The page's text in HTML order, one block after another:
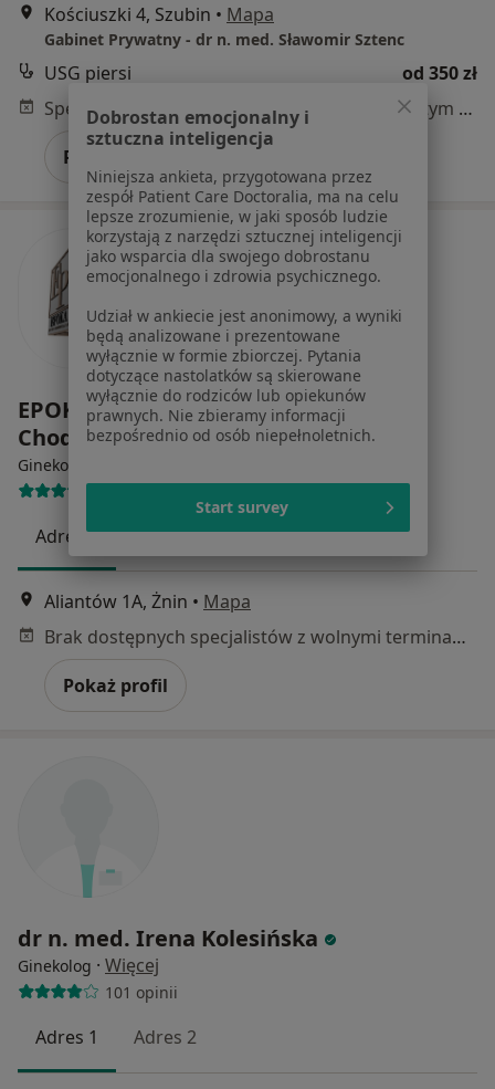
Kościuszki 4, Szubin • Mapa
Gabinet Prywatny - dr n. med. Sławomir Sztenc
USG piersi
od 350 zł
Specjalista nie oferuje umawiania online pod tym adresem.
Poproś o wizytę
EPOKA NZOZ Piotr Chodkiewicz Piotr
Chodkiewicz sp. z o.o.
Ginekologia, Stomatologia, Psychologia
Adres 1 Adres 2
Aliantów 1A, Żnin • Mapa
Brak dostępnych specjalistów z wolnymi terminami w tym centrum medycznym.
Pokaż profil
dr n. med. Irena Kolesińska
Ginekolog · Więcej
101 opinii
Adres 1 Adres 2
Dobrostan emocjonalny i
sztuczna inteligencja
Niniejsza ankieta, przygotowana przez
zespół Patient Care Doctoralia, ma na celu
lepsze zrozumienie, w jaki sposób ludzie
korzystają z narzędzi sztucznej inteligencji
jako wsparcia dla swojego dobrostanu
emocjonalnego i zdrowia psychicznego.
Udział w ankiecie jest anonimowy, a wyniki
będą analizowane i prezentowane
wyłącznie w formie zbiorczej. Pytania
dotyczące nastolatków są skierowane
wyłącznie do rodziców lub opiekunów
prawnych. Nie zbieramy informacji
bezpośrednio od osób niepełnoletnich.
Start survey